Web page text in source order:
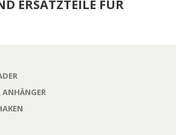
ERSATZTEILE FÜR
ANHÄNGER